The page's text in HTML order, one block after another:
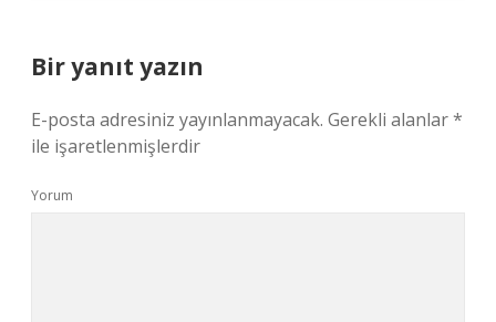
Bir yanıt yazın
E-posta adresiniz yayınlanmayacak. Gerekli alanlar*
ile işaretlenmişlerdir
Yorum